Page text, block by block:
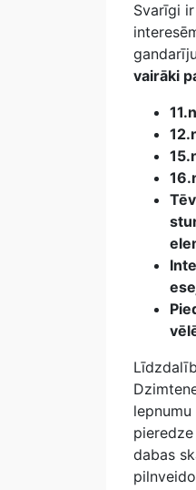
Svarīgi
vairāki
dabas